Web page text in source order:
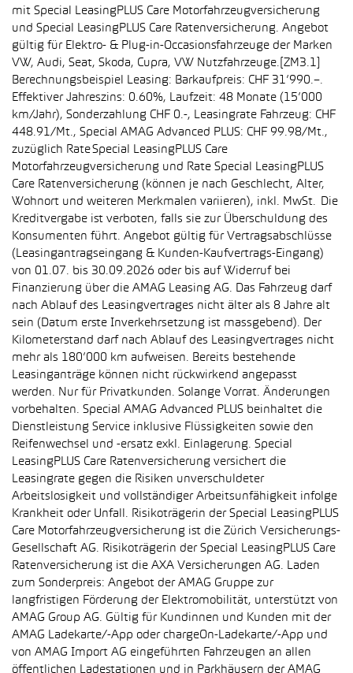
mit Special LeasingPLUS Care Motorfahrzeugversicherung
und Special LeasingPLUS Care Ratenversicherung. Angebot
gültig für Elektro- & Plug-in-Occasionsfahrzeuge der Marken
VW, Audi, Seat, Skoda, Cupra, VW Nutzfahrzeuge.[ZM3.1]
Berechnungsbeispiel Leasing: Barkaufpreis: CHF 31’990.–.
Effektiver Jahreszins: 0.60%, Laufzeit: 48 Monate (15’000
km/Jahr), Sonderzahlung CHF 0.-, Leasingrate Fahrzeug: CHF
448.91/Mt., Special AMAG Advanced PLUS: CHF 99.98/Mt.,
zuzüglich Rate Special LeasingPLUS Care
Motorfahrzeugversicherung und Rate Special LeasingPLUS
Care Ratenversicherung (können je nach Geschlecht, Alter,
Wohnort und weiteren Merkmalen variieren), inkl. MwSt. Die
Kreditvergabe ist verboten, falls sie zur Überschuldung des
Konsumenten führt. Angebot gültig für Vertragsabschlüsse
(Leasingantragseingang & Kunden-Kaufvertrags-Eingang)
von 01.07. bis 30.09.2026 oder bis auf Widerruf bei
Finanzierung über die AMAG Leasing AG. Das Fahrzeug darf
nach Ablauf des Leasingvertrages nicht älter als 8 Jahre alt
sein (Datum erste Inverkehrsetzung ist massgebend). Der
Kilometerstand darf nach Ablauf des Leasingvertrages nicht
mehr als 180’000 km aufweisen. Bereits bestehende
Leasinganträge können nicht rückwirkend angepasst
werden. Nur für Privatkunden. Solange Vorrat. Änderungen
vorbehalten. Special AMAG Advanced PLUS beinhaltet die
Dienstleistung Service inklusive Flüssigkeiten sowie den
Reifenwechsel und -ersatz exkl. Einlagerung. Special
LeasingPLUS Care Ratenversicherung versichert die
Leasingrate gegen die Risiken unverschuldeter
Arbeitslosigkeit und vollständiger Arbeitsunfähigkeit infolge
Krankheit oder Unfall. Risikoträgerin der Special LeasingPLUS
Care Motorfahrzeugversicherung ist die Zürich Versicherungs-
Gesellschaft AG. Risikoträgerin der Special LeasingPLUS Care
Ratenversicherung ist die AXA Versicherungen AG. Laden
zum Sonderpreis: Angebot der AMAG Gruppe zur
langfristigen Förderung der Elektromobilität, unterstützt von
AMAG Group AG. Gültig für Kundinnen und Kunden mit der
AMAG Ladekarte/-App oder chargeOn-Ladekarte/-App und
von AMAG Import AG eingeführten Fahrzeugen an allen
öffentlichen Ladestationen und in Parkhäusern der AMAG